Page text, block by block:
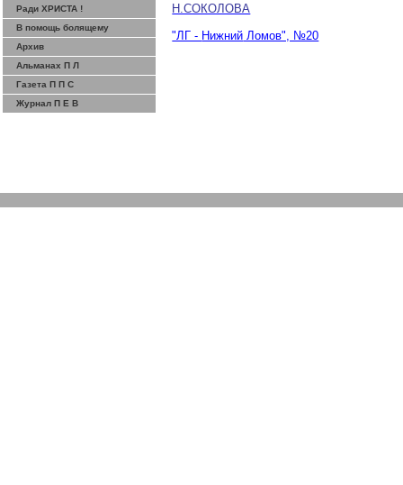
Ради ХРИСТА !
В помощь болящему
Архив
Альманах П Л
Газета П П С
Журнал П Е В
Н.СОКОЛОВА
"ЛГ - Нижний Ломов", №20